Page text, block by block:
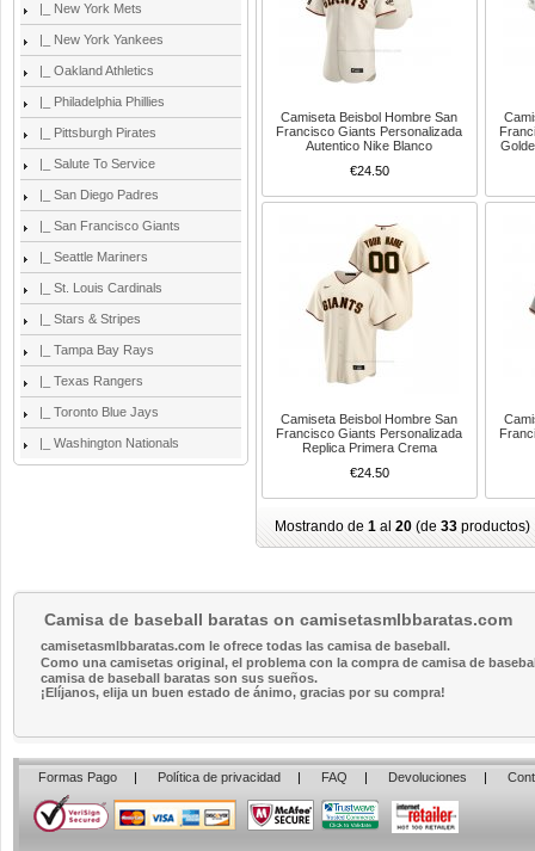
|_ New York Mets
|_ New York Yankees
|_ Oakland Athletics
|_ Philadelphia Phillies
|_ Pittsburgh Pirates
|_ Salute To Service
|_ San Diego Padres
|_ San Francisco Giants
|_ Seattle Mariners
|_ St. Louis Cardinals
|_ Stars & Stripes
|_ Tampa Bay Rays
|_ Texas Rangers
|_ Toronto Blue Jays
|_ Washington Nationals
Camiseta Beisbol Hombre San
Francisco Giants Personalizada
Autentico Nike Blanco
€24.50
Camiseta Beisbol Hombre San
Francisco Giants Personalizada
Replica Primera Crema
€24.50
Mostrando de 1 al 20 (de 33 productos)
Camisa de baseball baratas on camisetasmlbbaratas.com
camisetasmlbbaratas.com le ofrece todas las camisa de baseball.
Como una camisetas original, el problema con la compra de camisa de
camisa de baseball baratas son sus sueños.
¡Elíjanos, elija un buen estado de ánimo, gracias por su compra!
Formas Pago | Política de privacidad | FAQ | Devoluciones |